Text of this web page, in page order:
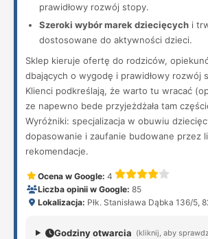
prawidłowy rozwój stopy.
Szeroki wybór marek dziecięcych i
dostosowane do aktywności dzieci.
Sklep kieruje ofertę do rodziców,
dbających o wygodę i prawidłowy rozwój
Klienci podkreślają, że warto tu wracać
ze napewno bede przyjeżdżała tam
Wyróżniki: specjalizacja w obuwiu
dopasowanie i zaufanie budowane przez
rekomendacje.
Ocena w Google: 4
Liczba opinii w Google: 85
Lokalizacja: Płk. Stanisława Dąbka 136/5,
Godziny otwarcia (kliknij, aby